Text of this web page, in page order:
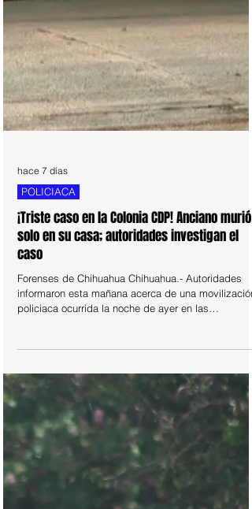
hace 7 días
POLICIACA
Forenses de Chihuahua Chihuahua.- Autoridades
informaron esta mañana acerca de una movilización
policiaca ocurrida la noche de ayer en las
inmediaciones de la colonia CDP, al norte de la
ciudad. Trascendió que vecinos del sector
olores fétidos en una casa ubicada en el cruce de
las calles 15 de enero y revolución proletaria de la
mencionada colonia. Agentes de la dirección de
seguridad pública municipal arribaron hasta ese